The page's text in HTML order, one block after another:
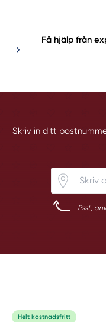
Få hjälp från
Skriv in ditt
Psst,
Helt kostnadsfritt